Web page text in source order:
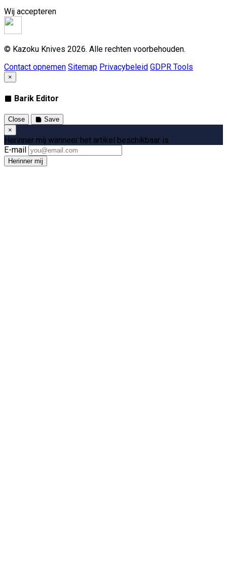
Wij accepteren
© Kazoku Knives 2026. Alle rechten voorbehouden.
Contact opnemen Sitemap Privacybeleid GDPR Tools
×
Barik Editor
Close
Save
×
Herinner mij wanneer het artikel beschikbaar is
E-mail
Herinner mij